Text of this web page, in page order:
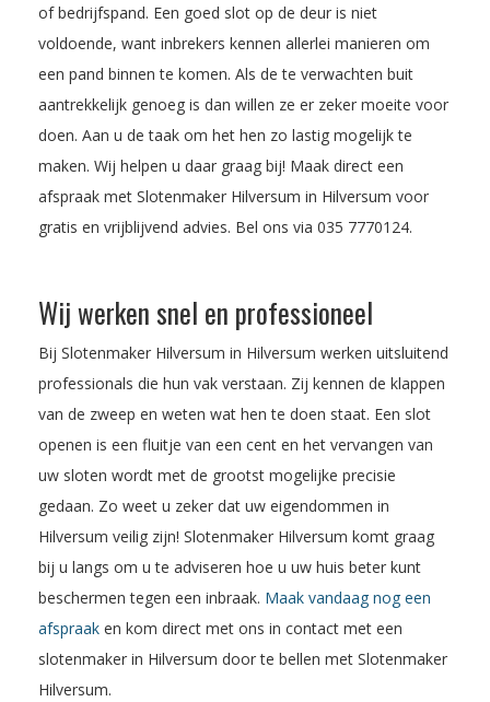
of bedrijfspand. Een goed slot op de deur is niet
voldoende, want inbrekers kennen allerlei manieren om
een pand binnen te komen. Als de te verwachten buit
aantrekkelijk genoeg is dan willen ze er zeker moeite voor
doen. Aan u de taak om het hen zo lastig mogelijk te
maken. Wij helpen u daar graag bij! Maak direct een
afspraak met Slotenmaker Hilversum in Hilversum voor
gratis en vrijblijvend advies. Bel ons via 035 7770124.
Wij werken snel en professioneel
Bij Slotenmaker Hilversum in Hilversum werken uitsluitend
professionals die hun vak verstaan. Zij kennen de klappen
van de zweep en weten wat hen te doen staat. Een slot
openen is een fluitje van een cent en het vervangen van
uw sloten wordt met de grootst mogelijke precisie
gedaan. Zo weet u zeker dat uw eigendommen in
Hilversum veilig zijn! Slotenmaker Hilversum komt graag
bij u langs om u te adviseren hoe u uw huis beter kunt
beschermen tegen een inbraak. Maak vandaag nog een
afspraak en kom direct met ons in contact met een
slotenmaker in Hilversum door te bellen met Slotenmaker
Hilversum.